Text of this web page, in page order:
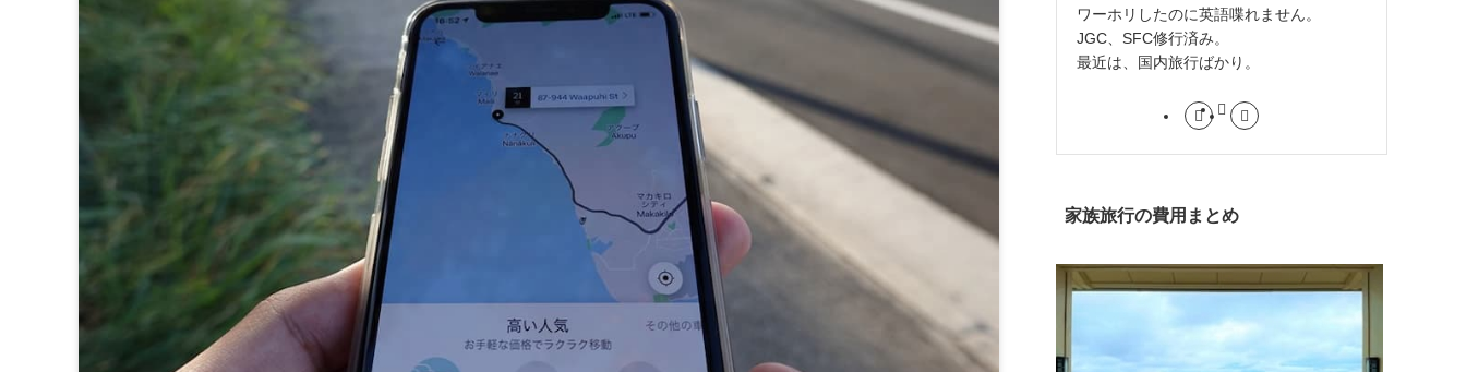
ワーホリしたのに英語喋れません。
JGC、SFC修行済み。
最近は、国内旅行ばかり。
家族旅行の費用まとめ